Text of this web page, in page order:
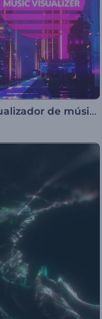
Visualizador de música retro-cyberpunk